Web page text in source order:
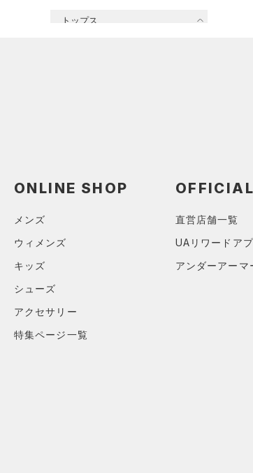
トップス
パーカー&トレーナー （0）
ONLINE SHOP
メンズ
ウィメンズ
キッズ
シューズ
アクセサリー
特集ページ一覧
直営店舗一覧
UAリワードア
アンダーアーマ